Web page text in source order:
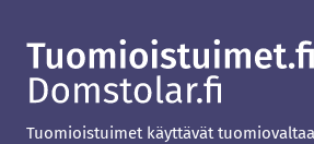
Tuomioistuimet käyttävät